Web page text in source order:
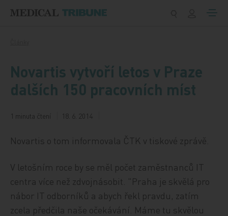
Novartis vytvoří letos v Praze
dalších 150 pracovních míst
1 minuta čtení 18. 6. 2014
Novartis o tom informovala ČTK v tiskové zprávě.
V letošním roce by se měl počet zaměstnanců IT
centra více než zdvojnásobit. "Praha je skvělá pro
nábor IT odborníků a abych řekl pravdu, zatím
zcela předčila naše očekávání. Máme tu skvělou